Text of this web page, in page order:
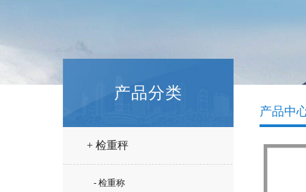
产品分类
+ 检重秤
- 检重称
产品中